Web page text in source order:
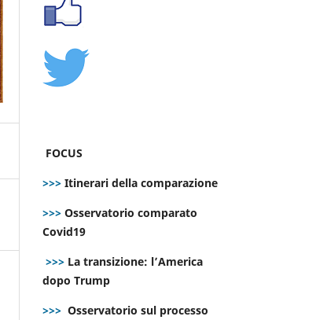
FOCUS
>>> Itinerari della comparazione
>>> Osservatorio comparato
Covid19
>>> La transizione: l’America
dopo Trump
>>> Osservatorio sul processo